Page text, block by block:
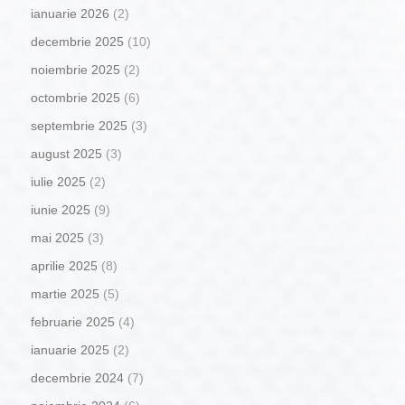
ianuarie 2026 (2)
decembrie 2025 (10)
noiembrie 2025 (2)
octombrie 2025 (6)
septembrie 2025 (3)
august 2025 (3)
iulie 2025 (2)
iunie 2025 (9)
mai 2025 (3)
aprilie 2025 (8)
martie 2025 (5)
februarie 2025 (4)
ianuarie 2025 (2)
decembrie 2024 (7)